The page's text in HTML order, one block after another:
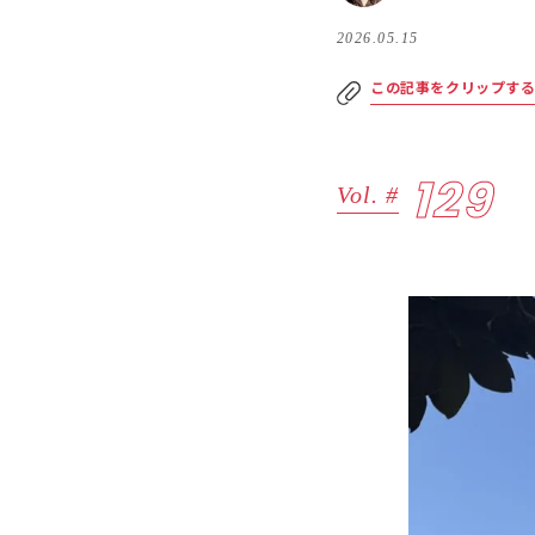
2026.05.15
この記事をクリップする
Vol. # 129